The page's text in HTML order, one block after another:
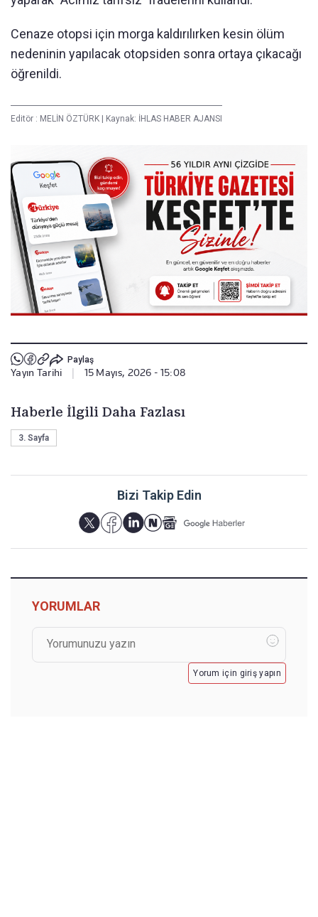
Cenaze otopsi için morga kaldırılırken kesin ölüm
nedeninin yapılacak otopsiden sonra ortaya çıkacağı
öğrenildi.
Editör : MELİN ÖZTÜRK Kaynak: İHLAS HABER AJANSI
Paylaş
Yayın Tarihi 15 Mayıs, 2026 - 15:08
Haberle İlgili Daha Fazlası
3. Sayfa
Bizi Takip Edin
YORUMLAR
Yorum için giriş yapın